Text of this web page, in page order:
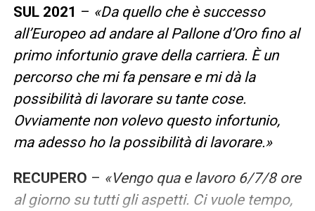
SUL 2021 – «Da quello che è successo
all’Europeo ad andare al Pallone d’Oro fino al
primo infortunio grave della carriera. È un
percorso che mi fa pensare e mi dà la
possibilità di lavorare su tante cose.
Ovviamente non volevo questo infortunio,
ma adesso ho la possibilità di lavorare.»
RECUPERO – «Vengo qua e lavoro 6/7/8 ore
al giorno su tutti gli aspetti. Ci vuole tempo,